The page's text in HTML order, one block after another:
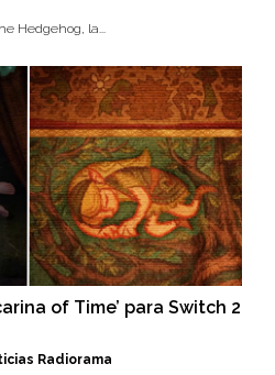
Hedgehog, la...
of Time’ para Switch 2
Radiorama